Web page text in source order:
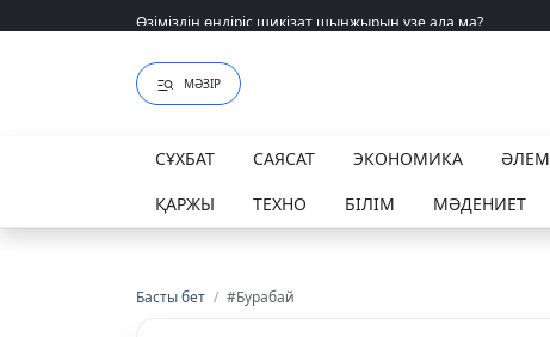
Өзіміздің өндіріс шикізат шынжырын үзе ала ма?
Өзіміздің өндіріс шикізат шынжырын үзе ала ма?
МӘЗІР
СҰХБАТ САЯСАТ ЭКОНОМИКА ӘЛЕМ
ҚАРЖЫ
ТЕХНО БІЛІМ МӘДЕНИЕТ
Басты бет / #Бурабай